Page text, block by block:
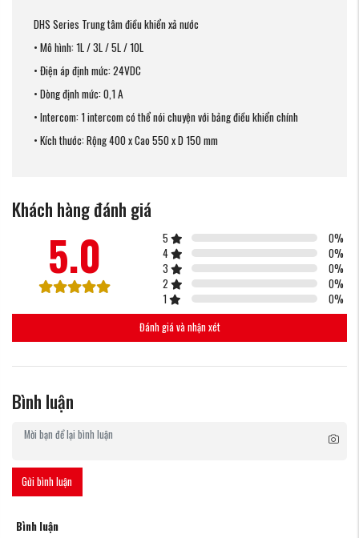
DHS Series Trung tâm điều khiển xả nước
• Mô hình: 1L / 3L / 5L / 10L
• Điện áp định mức: 24VDC
• Dòng định mức: 0,1 A
• Intercom: 1 intercom có ​​thể nói chuyện với bảng điều khiển chính
• Kích thước: Rộng 400 x Cao 550 x D 150 mm
Khách hàng đánh giá
5.0 5 0%
4
0%
3
0%
2
0%
1
0%
Đánh giá và nhận xét
Bình luận
Gửi bình luận
Bình luận